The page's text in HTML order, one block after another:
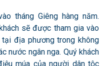
tháng Giêng hàng năm.
sẽ được tham gia vào
địa phương trong không
nước ngân nga. Quý khách
múa của người dân tộc